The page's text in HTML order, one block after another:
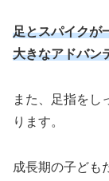
足とスパイクが
大きなアドバン
また、足指をし
ります。
成長期の子ども